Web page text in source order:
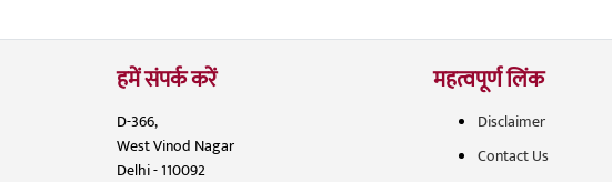
हमें संपर्क करें
D-366,
West Vinod Nagar
Delhi - 110092
महत्वपूर्ण लिंक
Disclaimer
Contact Us